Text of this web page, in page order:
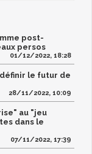
post-
persos
01/12/2022, 18:28
le futur de
28/11/2022, 10:09
au "jeu
dans le
07/11/2022, 17:39